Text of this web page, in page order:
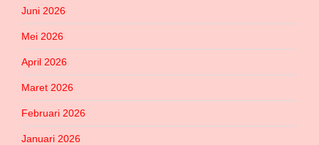
Juni 2026
Mei 2026
April 2026
Maret 2026
Februari 2026
Januari 2026